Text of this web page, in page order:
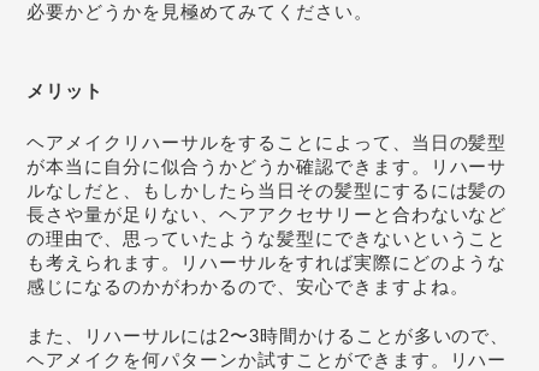
必要かどうかを見極めてみてください。
メリット
ヘアメイクリハーサルをすることによって、当日の髪型
が本当に自分に似合うかどうか確認できます。リハーサ
ルなしだと、もしかしたら当日その髪型にするには髪の
長さや量が足りない、ヘアアクセサリーと合わないなど
の理由で、思っていたような髪型にできないということ
も考えられます。リハーサルをすれば実際にどのような
感じになるのかがわかるので、安心できますよね。
また、リハーサルには2〜3時間かけることが多いので、
ヘアメイクを何パターンか試すことができます。リハー